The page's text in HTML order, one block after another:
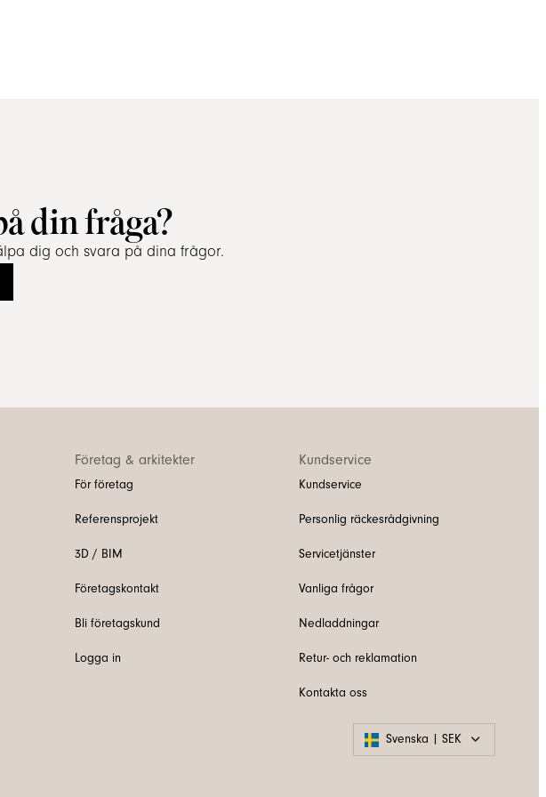
din fråga?
dig och svara på dina frågor.
Företag & arkitekter
För företag
Referensprojekt
3D / BIM
Företagskontakt
Bli företagskund
Logga in
Kundservice
Kundservice
Personlig räckesrådgivning
Servicetjänster
Vanliga frågor
Nedladdningar
Retur- och reklamation
Kontakta oss
Svenska | SEK